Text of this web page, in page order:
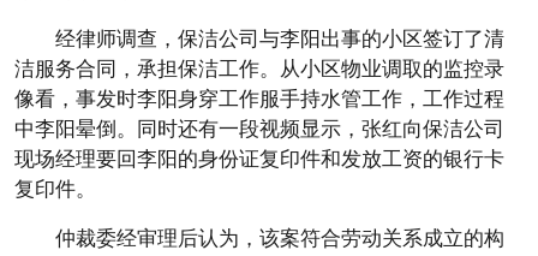
经律师调查，保洁公司与李阳出事的小区签订了清
洁服务合同，承担保洁工作。从小区物业调取的监控录
像看，事发时李阳身穿工作服手持水管工作，工作过程
中李阳晕倒。同时还有一段视频显示，张红向保洁公司
现场经理要回李阳的身份证复印件和发放工资的银行卡
复印件。
仲裁委经审理后认为，该案符合劳动关系成立的构